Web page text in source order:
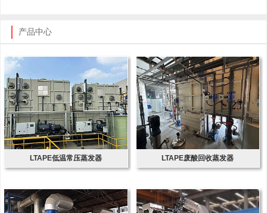
产品中心
LTAPE低温常压蒸发器 LTAPE废酸回收蒸发器